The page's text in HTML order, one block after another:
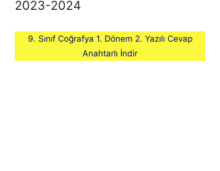
2023-2024
9. Sınıf Coğrafya 1. Dönem 2. Yazılı Cevap
Anahtarlı İndir